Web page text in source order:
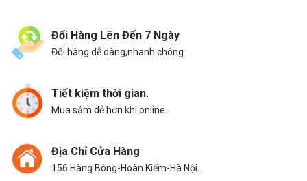
Đổi Hàng Lên Đến 7 Ngày
Đổi hàng dễ dàng,nhanh chóng
Tiết kiệm thời gian.
Mua sắm dễ hơn khi online.
Địa Chỉ Cửa Hàng
156 Hàng Bông-Hoàn Kiếm-Hà Nội.